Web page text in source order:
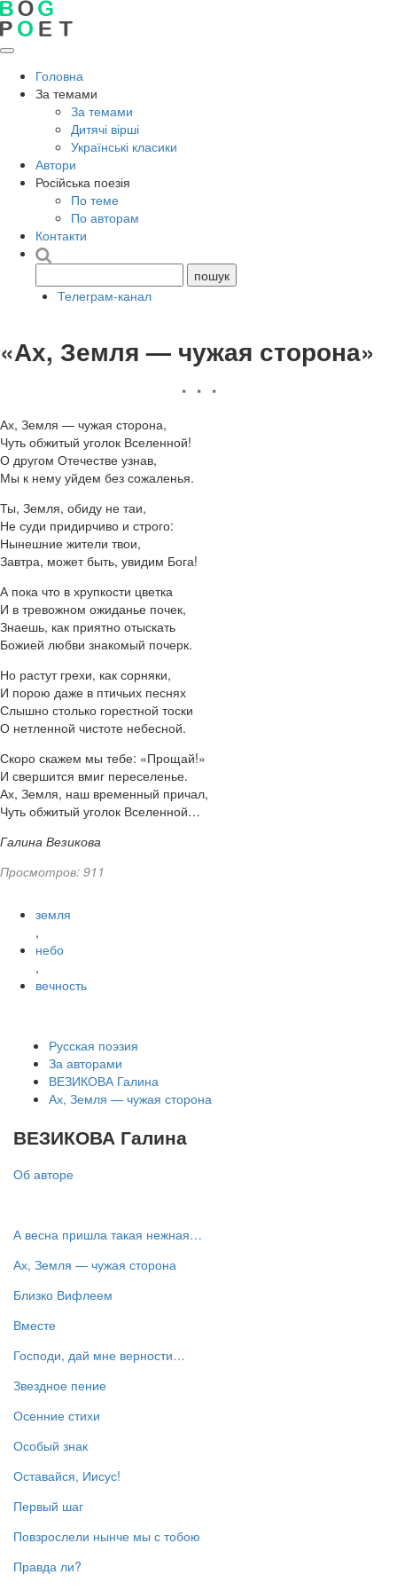
Головна
За темами
За темами
Дитячі вірші
Українські класики
Автори
Російська поезія
По теме
По авторам
Контакти
Телеграм-канал
«Ах, Земля — чужая сторона»
* * *
Ах, Земля — чужая сторона,
Чуть обжитый уголок Вселенной!
О другом Отечестве узнав,
Мы к нему уйдем без сожаленья.
Ты, Земля, обиду не таи,
Не суди придирчиво и строго:
Нынешние жители твои,
Завтра, может быть, увидим Бога!
А пока что в хрупкости цветка
И в тревожном ожиданье почек,
Знаешь, как приятно отыскать
Божией любви знакомый почерк.
Но растут грехи, как сорняки,
И порою даже в птичьих песнях
Слышно столько горестной тоски
О нетленной чистоте небесной.
Скоро скажем мы тебе: «Прощай!»
И свершится вмиг переселенье.
Ах, Земля, наш временный причал,
Чуть обжитый уголок Вселенной…
Галина Везикова
Просмотров: 911
земля
,
небо
,
вечность
Русская поэзия
За авторами
ВЕЗИКОВА Галина
Ах, Земля — чужая сторона
ВЕЗИКОВА Галина
Об авторе
А весна пришла такая нежная…
Ах, Земля — чужая сторона
Близко Вифлеем
Вместе
Господи, дай мне верности…
Звездное пение
Осенние стихи
Особый знак
Оставайся, Иисус!
Первый шаг
Повзрослели нынче мы с тобою
Правда ли?